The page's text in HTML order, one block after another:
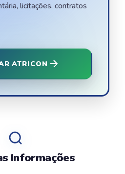
licitações, contratos
ATRICON
Informações